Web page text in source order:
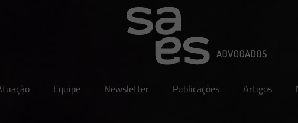
Equipe Newsletter Publicações Artigos